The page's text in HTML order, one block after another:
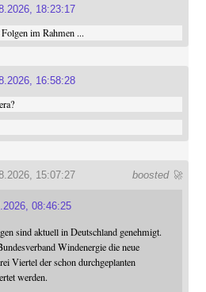
18:23:17
im Rahmen ...
16:58:28
boosted 🚀
15:07:27
08:46:25
sind aktuell in Deutschland genehmigt.
Windenergie die neue
Viertel der schon durchgeplanten
werden.